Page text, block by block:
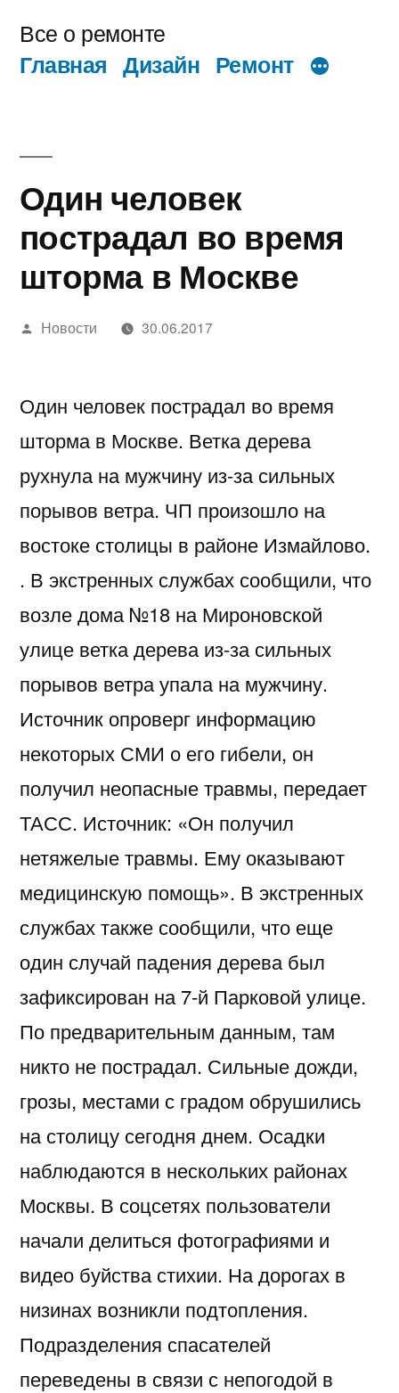
содержимому
Все о ремонте
Главная Дизайн Ремонт
Один человек
пострадал во время
шторма в Москве
Написано
Новости 30.06.2017
Один человек пострадал во время
шторма в Москве. Ветка дерева
рухнула на мужчину из-за сильных
порывов ветра. ЧП произошло на
востоке столицы в районе Измайлово.
. В экстренных службах сообщили, что
возле дома №18 на Мироновской
улице ветка дерева из-за сильных
порывов ветра упала на мужчину.
Источник опроверг информацию
некоторых СМИ о его гибели, он
получил неопасные травмы, передает
ТАСС. Источник: «Он получил
нетяжелые травмы. Ему оказывают
медицинскую помощь». В экстренных
службах также сообщили, что еще
один случай падения дерева был
зафиксирован на 7-й Парковой улице.
По предварительным данным, там
никто не пострадал. Сильные дожди,
грозы, местами с градом обрушились
на столицу сегодня днем. Осадки
наблюдаются в нескольких районах
Москвы. В соцсетях пользователи
начали делиться фотографиями и
видео буйства стихии. На дорогах в
низинах возникли подтопления.
Подразделения спасателей
переведены в связи с непогодой в